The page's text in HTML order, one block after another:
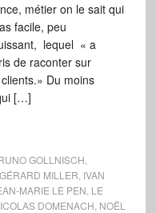
métier on le sait qui
facile, peu
lequel « a
de raconter sur
Du moins
[…]
GOLLNISCH
GÉRARD MILLER IVAN
MARIE LE PEN LE
DOMENACH NOËL